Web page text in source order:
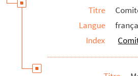
Titre
Langue
Index